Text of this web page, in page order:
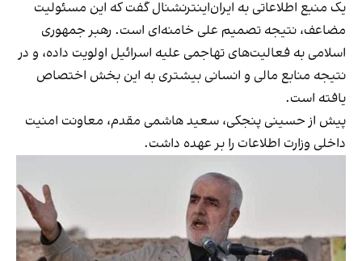
یک منبع اطلاعاتی به ایران‌اینترنشنال گفت که این مسئولیت
مضاعف، نتیجه تصمیم علی خامنه‌‌ای است. رهبر جمهوری
اسلامی به فعالیت‌های تهاجمی علیه اسرائیل اولویت داده، و در
نتیجه منابع مالی و انسانی بیشتری به این بخش اختصاص
یافته است.
پیش از حسینی پنجکی، سعید هاشمی مقدم، معاونت امنیت
داخلی وزارت اطلاعات را بر عهده داشت.